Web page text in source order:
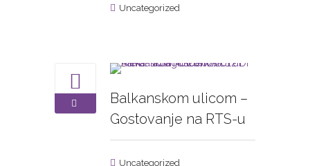
Uncategorized
Balkanskom ulicom –
Gostovanje na RTS-u
Uncategorized